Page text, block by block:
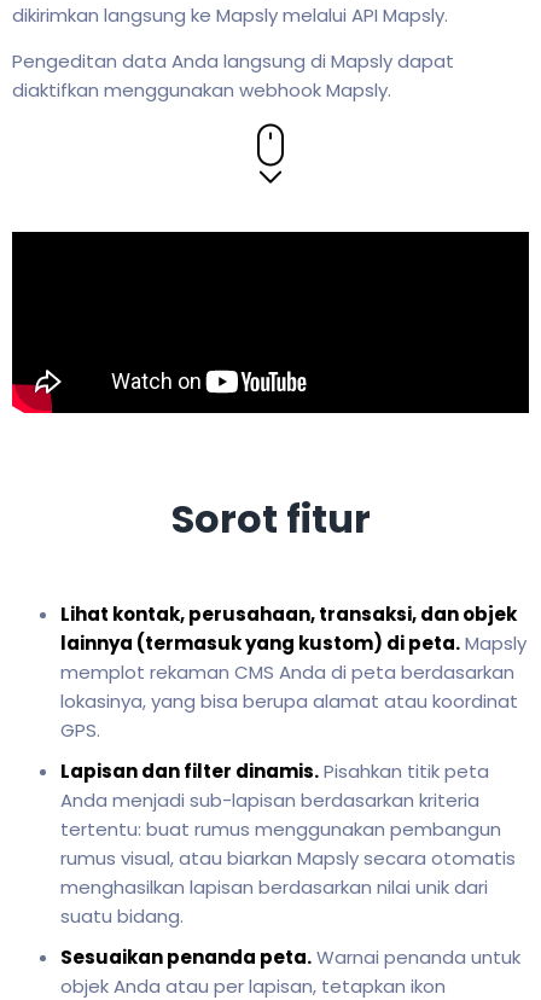
dikirimkan langsung ke Mapsly melalui API Mapsly.
Pengeditan data Anda langsung di Mapsly dapat
diaktifkan menggunakan webhook Mapsly.
Sorot fitur
Lihat kontak, perusahaan, transaksi, dan objek
lainnya (termasuk yang kustom) di peta.Mapsly
memplot rekaman CMS Anda di peta berdasarkan
lokasinya, yang bisa berupa alamat atau koordinat
GPS.
Lapisan dan filter dinamis.Pisahkan titik peta
Anda menjadi sub-lapisan berdasarkan kriteria
tertentu: buat rumus menggunakan pembangun
rumus visual, atau biarkan Mapsly secara otomatis
menghasilkan lapisan berdasarkan nilai unik dari
suatu bidang.
Sesuaikan penanda peta.Warnai penanda untuk
objek Anda atau per lapisan, tetapkan ikon